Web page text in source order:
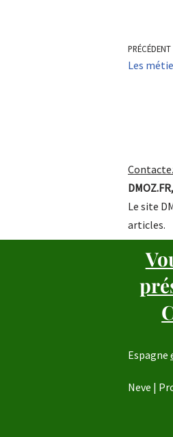
PRÉCÉDENT
Les
Le site
articles.
Espagne
Neve |